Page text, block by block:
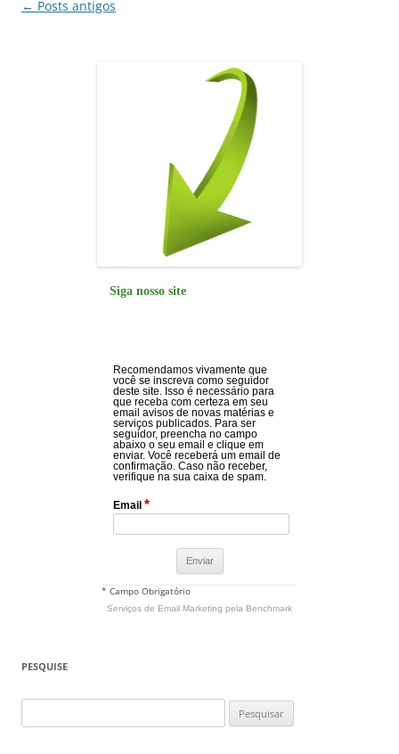
Navegação
← Posts antigos
Siga nosso site
Recomendamos vivamente que
você se inscreva como seguidor
deste site. Isso é necessário para
que receba com certeza em seu
email avisos de novas matérias e
serviços publicados. Para ser
seguidor, preencha no campo
abaixo o seu email e clique em
enviar. Você receberá um email de
confirmação. Caso não receber,
verifique na sua caixa de spam.
Email *
* Campo Obrigatório
Serviços de Email Marketing pela Benchmark
PESQUISE
por: